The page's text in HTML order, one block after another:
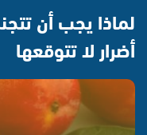
أضرار لا تتوقعها